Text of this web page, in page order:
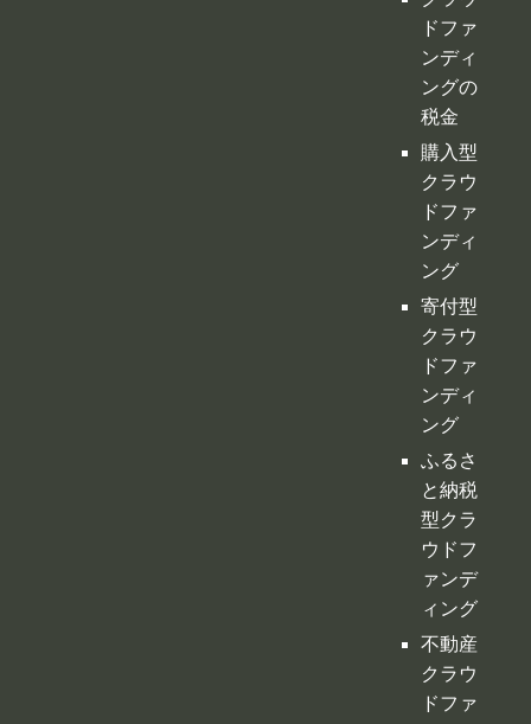
ングの
税金
購入型
クラウ
ドファ
ンディ
ング
寄付型
クラウ
ドファ
ンディ
ング
ふるさ
と納税
型クラ
ウドフ
ァンデ
ィング
不動産
クラウ
ドファ
ンディ
ング